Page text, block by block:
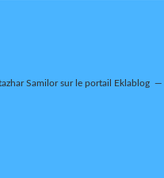
Samilorsur le portail Eklablog